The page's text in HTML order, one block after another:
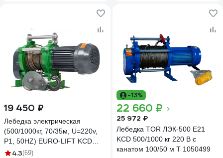
19 450 ₽
Лебедка электрическая
(500/1000кг, 70/35м, U=220v,
P1, 50HZ) EURO-LIFT KCD
00019836
4.3(69)
-13%
22 660 ₽
25 972 ₽
Лебедка TOR ЛЭК-500 E21
KCD 500/1000 кг 220 В с
канатом 100/50 м T 1050499